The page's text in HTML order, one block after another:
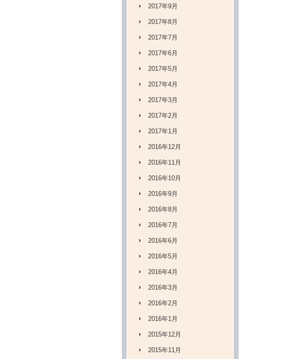
2017年9月
2017年8月
2017年7月
2017年6月
2017年5月
2017年4月
2017年3月
2017年2月
2017年1月
2016年12月
2016年11月
2016年10月
2016年9月
2016年8月
2016年7月
2016年6月
2016年5月
2016年4月
2016年3月
2016年2月
2016年1月
2015年12月
2015年11月